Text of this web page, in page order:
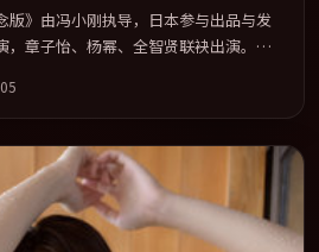
版》由冯小刚执导，日本参与出品与发
，章子怡、杨幂、全智贤联袂出演。视
上力求统一。定于 2022-06-03 在内地
2022 年度话题片中口碑稳健，适合喜欢
整观看。